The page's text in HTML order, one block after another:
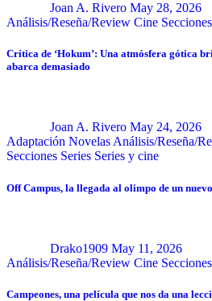
Joan A. Rivero May 28, 2026
Análisis/Reseña/Review Cine Secciones
Crítica de ‘Hokum’: Una atmósfera gótica
abarca demasiado
Joan A. Rivero May 24, 2026
Adaptación Novelas Análisis/Reseña/
Secciones Series Series y cine
Off Campus, la llegada al olimpo de un
Drako1909 May 11, 2026
Análisis/Reseña/Review Cine Secciones
Campeones, una película que nos da una